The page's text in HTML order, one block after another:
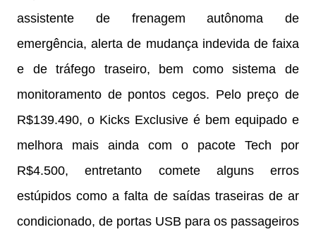
assistente de frenagem autônoma de
emergência, alerta de mudança indevida de faixa
e de tráfego traseiro, bem como sistema de
monitoramento de pontos cegos. Pelo preço de
R$139.490, o Kicks Exclusive é bem equipado e
melhora mais ainda com o pacote Tech por
R$4.500, entretanto comete alguns erros
estúpidos como a falta de saídas traseiras de ar
condicionado, de portas USB para os passageiros